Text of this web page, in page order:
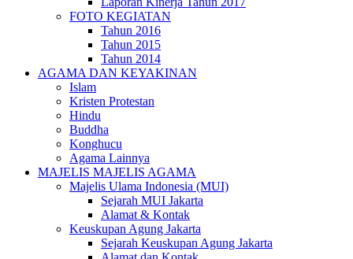
FOTO KEGIATAN
Tahun 2016
Tahun 2015
Tahun 2014
AGAMA DAN KEYAKINAN
Islam
Kristen Protestan
Hindu
Buddha
Konghucu
Agama Lainnya
MAJELIS MAJELIS AGAMA
Majelis Ulama Indonesia (MUI)
Sejarah MUI Jakarta
Alamat & Kontak
Keuskupan Agung Jakarta
Sejarah Keuskupan Agung Jakarta